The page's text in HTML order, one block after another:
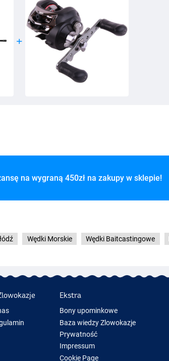
na wygraną 450zł na zakupy w sklepie!
Wędki Morskie Wędki Baitcastingowe
Ekstra
Bony upominkowe
Baza wiedzy Zlowokazje
Prywatność
Impressum
Cookie Page